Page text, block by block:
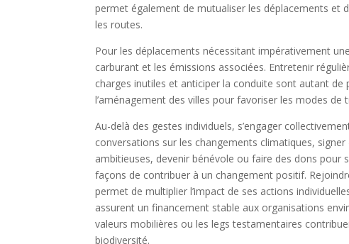
permet également de mutualiser les déplacements et
les routes.
Pour les déplacements nécessitant impérativement
carburant et les émissions associées. Entretenir
charges inutiles et anticiper la conduite sont autant de
l’aménagement des villes pour favoriser les modes
Au-delà des gestes individuels, s’engager
conversations sur les changements climatiques,
ambitieuses, devenir bénévole ou faire des dons
façons de contribuer à un changement positif.
permet de multiplier l’impact de ses actions
assurent un financement stable aux organisations
valeurs mobilières ou les legs testamentaires
biodiversité.